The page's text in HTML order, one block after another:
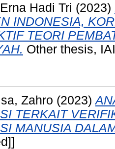
Hadi Tri (2023)
INDONESIA,
TEORI
Other thesis,
Zahro (2023)
TERKAIT
MANUSIA